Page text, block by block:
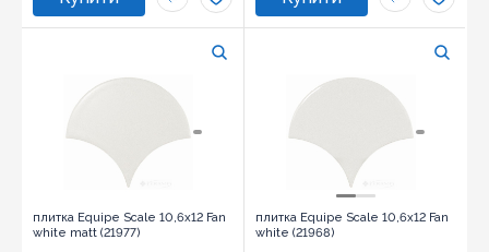
плитка Equipe Scale 10,6x12 Fan
white matt (21977)
плитка Equipe Scale 10,6x12 Fan
white (21968)